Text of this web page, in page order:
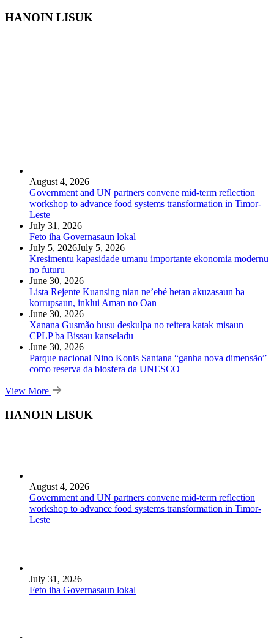
HANOIN LISUK
August 4, 2026
Government and UN partners convene mid-term reflection
workshop to advance food systems transformation in Timor-
Leste
July 31, 2026
Feto iha Governasaun lokal
July 5, 2026July 5, 2026
Kresimentu kapasidade umanu importante ekonomia modernu
no futuru
June 30, 2026
Lista Rejente Kuansing nian ne’ebé hetan akuzasaun ba
korrupsaun, inklui Aman no Oan
June 30, 2026
Xanana Gusmão husu deskulpa no reitera katak misaun
CPLP ba Bissau kanseladu
June 30, 2026
Parque nacional Nino Konis Santana “ganha nova dimensão”
como reserva da biosfera da UNESCO
View More
HANOIN LISUK
August 4, 2026
Government and UN partners convene mid-term reflection
workshop to advance food systems transformation in Timor-
Leste
July 31, 2026
Feto iha Governasaun lokal